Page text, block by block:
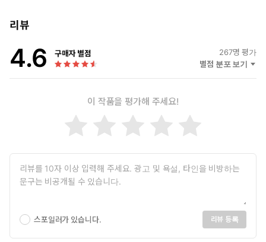
리뷰
4.6 구매자 별점 267명 평가
별점 분포 보기
이 작품을 평가해 주세요!
스포일러가 있습니다. 리뷰 등록